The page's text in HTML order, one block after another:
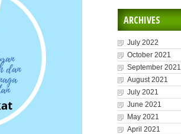
ARCHIVES
July 2022
October 2021
September 2021
August 2021
July 2021
June 2021
May 2021
April 2021